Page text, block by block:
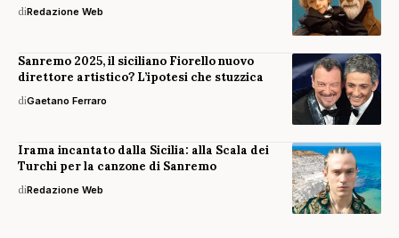
diRedazione Web
Sanremo 2025, il siciliano Fiorello nuovo
direttore artistico? L’ipotesi che stuzzica
diGaetano Ferraro
Irama incantato dalla Sicilia: alla Scala dei
Turchi per la canzone di Sanremo
diRedazione Web